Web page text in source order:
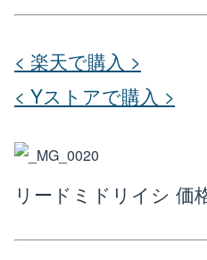
R 楽天店で購入
Y!
< 楽天で購入 >
< Yストアで購入 >
リードミドリイシ 価